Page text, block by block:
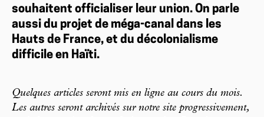
souhaitent officialiser leur union. On parle
aussi du projet de méga-canal dans les
Hauts de France, et du décolonialisme
difficile en Haïti.
Quelques articles seront mis en ligne au cours du mois.
Les autres seront archivés sur notre site progressivement,